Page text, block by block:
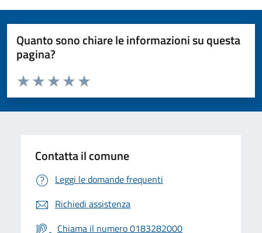
Quanto sono chiare le informazioni su questa
pagina?
Valuta da 1 a 5 stelle la pagina
Valuta 5 stelle su 5
Valuta 4 stelle su 5
Valuta 3 stelle su 5
Valuta 2 stelle su 5
Valuta 1 stelle su 5
Contatta il comune
Leggi le domande frequenti
Richiedi assistenza
Chiama il numero 0183282000